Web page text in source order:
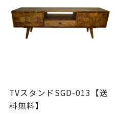
TVスタンドSGD-013【送
料無料】